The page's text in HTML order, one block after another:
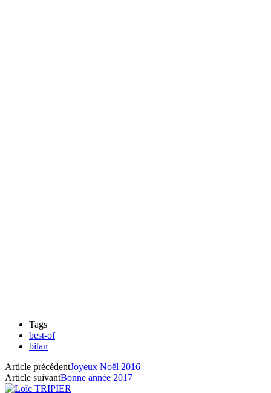
Tags
best-of
bilan
Article précédentJoyeux Noël 2016
Article suivantBonne année 2017